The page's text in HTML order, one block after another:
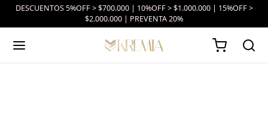
DESCUENTOS 5%OFF > $700.000 | 10%OFF > $1.000.000 | 15%OFF >
$2.000.000 | PREVENTA 20%